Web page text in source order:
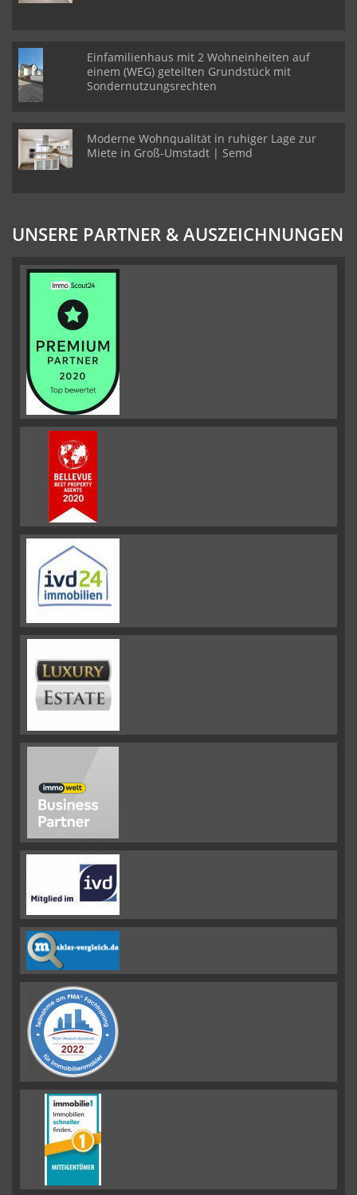
Einfamilienhaus mit 2 Wohneinheiten auf
einem (WEG) geteilten Grundstück mit
Sondernutzungsrechten
Moderne Wohnqualität in ruhiger Lage zur
Miete in Groß-Umstadt | Semd
UNSERE PARTNER & AUSZEICHNUNGEN